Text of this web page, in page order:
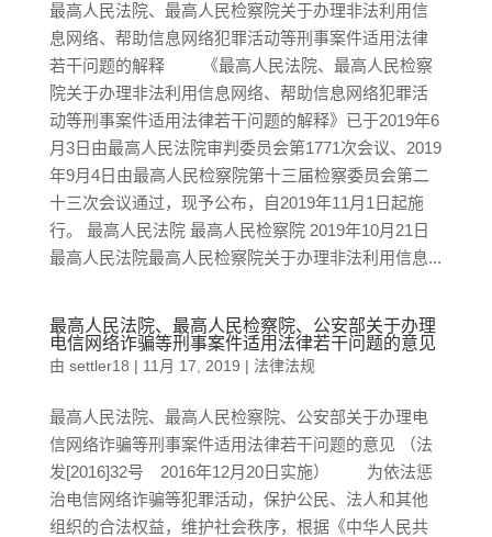
最高人民法院、最高人民检察院关于办理非法利用信
息网络、帮助信息网络犯罪活动等刑事案件适用法律
若干问题的解释 《最高人民法院、最高人民检察
院关于办理非法利用信息网络、帮助信息网络犯罪活
动等刑事案件适用法律若干问题的解释》已于2019年6
月3日由最高人民法院审判委员会第1771次会议、2019
年9月4日由最高人民检察院第十三届检察委员会第二
十三次会议通过，现予公布，自2019年11月1日起施
行。 最高人民法院 最高人民检察院 2019年10月21日
最高人民法院最高人民检察院关于办理非法利用信息...
最高人民法院、最高人民检察院、公安部关于办理
电信网络诈骗等刑事案件适用法律若干问题的意见
由 settler18 | 11月 17, 2019 | 法律法规
最高人民法院、最高人民检察院、公安部关于办理电
信网络诈骗等刑事案件适用法律若干问题的意见 （法
发[2016]32号 2016年12月20日实施） 为依法惩
治电信网络诈骗等犯罪活动，保护公民、法人和其他
组织的合法权益，维护社会秩序，根据《中华人民共